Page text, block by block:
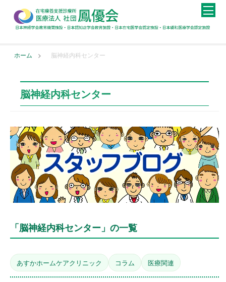
ホーム > 脳神経内科センター
脳神経内科センター
「脳神経内科センター」の一覧
あすかホームケアクリニック コラム 医療関連